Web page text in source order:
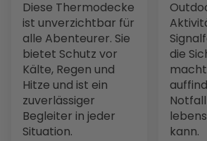
die
Notfall
kann.
Diese Thermodecke
ist unverzichtbar für
alle Abenteurer. Sie
bietet Schutz vor
Kälte, Regen und
Hitze und ist ein
zuverlässiger
Begleiter in jeder
Situation.